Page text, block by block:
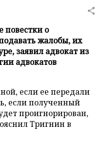
повестки о
жалобы, их
заявил адвокат из
адвокатов
если ее передали
если полученный
проигнорирован,
Тригнин в